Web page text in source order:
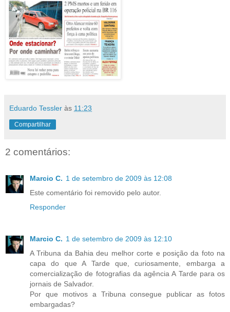
Eduardo Tessler às 11:23
Compartilhar
2 comentários:
Marcio C. 1 de setembro de 2009 às 12:08
Este comentário foi removido pelo autor.
Responder
Marcio C. 1 de setembro de 2009 às 12:10
A Tribuna da Bahia deu melhor corte e posição da foto na
capa do que A Tarde que, curiosamente, embarga a
comercialização de fotografias da agência A Tarde para os
jornais de Salvador.
Por que motivos a Tribuna consegue publicar as fotos
embargadas?